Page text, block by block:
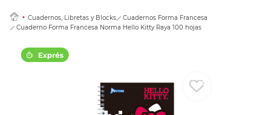
Cuadernos, Libretas y Blocks
Cuadernos Forma Francesa
Cuaderno Forma Francesa Norma Hello Kitty Raya 100 hojas